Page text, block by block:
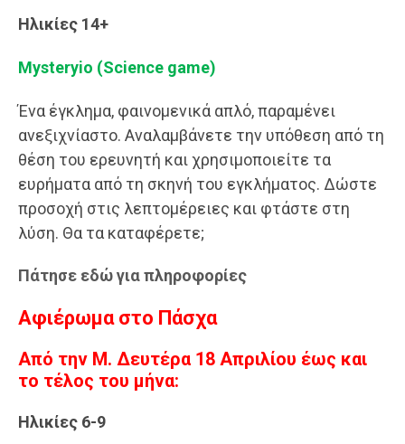
Ηλικίες 14+
Μysteryio (Science game)
Ένα έγκλημα, φαινομενικά απλό, παραμένει
ανεξιχνίαστο. Αναλαμβάνετε την υπόθεση από τη
θέση του ερευνητή και χρησιμοποιείτε τα
ευρήματα από τη σκηνή του εγκλήματος. Δώστε
προσοχή στις λεπτομέρειες και φτάστε στη
λύση. Θα τα καταφέρετε;
Πάτησε εδώ για πληροφορίες
Αφιέρωμα στο Πάσχα
Από την Μ. Δευτέρα 18 Απριλίου έως και
το τέλος του μήνα:
Ηλικίες 6-9